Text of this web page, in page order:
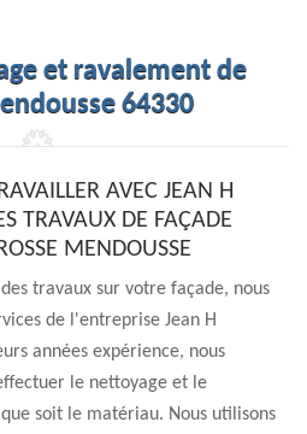
et ravalement de
64330
AVEC JEAN H
TRAVAUX DE FAÇADE
MENDOUSSE
travaux sur votre façade, nous
de l'entreprise Jean H
années expérience, nous
le nettoyage et le
soit le matériau. Nous utilisons